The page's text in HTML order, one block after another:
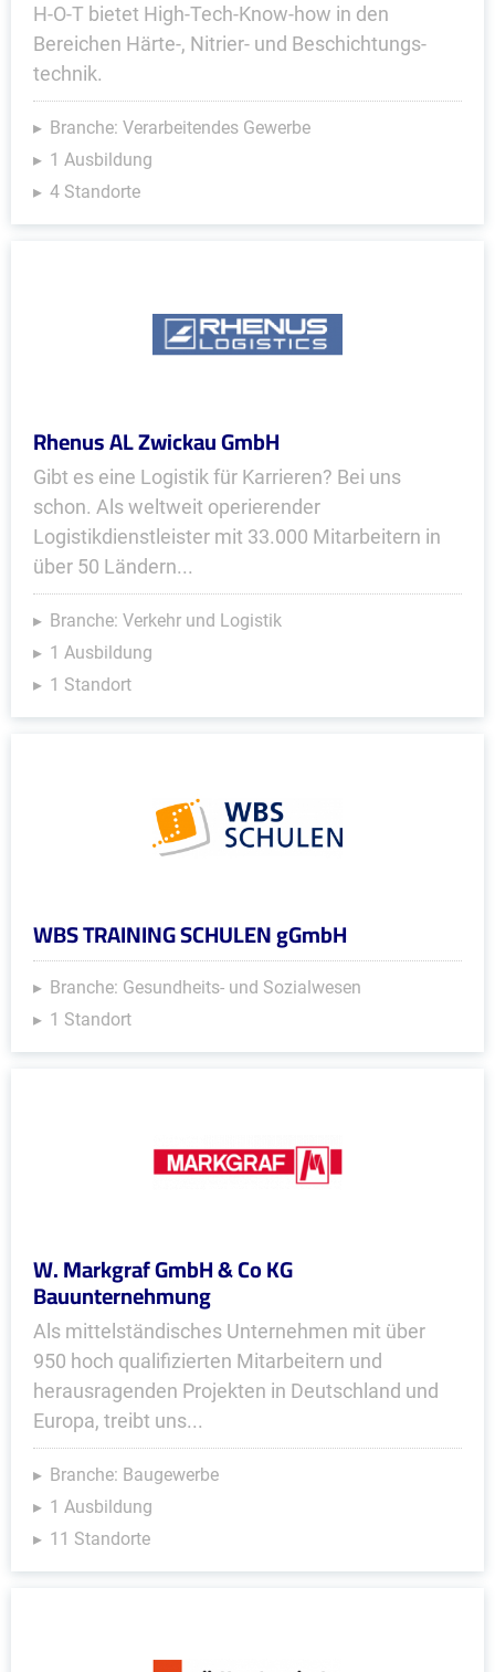
H-O-T bietet High-Tech-Know-how in den
Bereichen Härte-, Nitrier- und Beschich­tungs­
technik.
Branche: Verarbeitendes Gewerbe
1 Ausbildung
4 Standorte
Rhenus AL Zwickau GmbH
Gibt es eine Logistik für Karrieren? Bei uns
schon. Als weltweit operierender
Logistikdienstleister mit 33.000 Mitarbeitern in
über 50 Ländern...
Branche: Verkehr und Logistik
1 Ausbildung
1 Standort
WBS TRAINING SCHULEN gGmbH
Branche: Gesundheits- und Sozialwesen
1 Standort
W. Markgraf GmbH & Co KG
Bauunternehmung
Als mittelständisches Unternehmen mit über
950 hoch qualifizierten Mitarbeitern und
herausragenden Projekten in Deutschland und
Europa, treibt uns...
Branche: Baugewerbe
1 Ausbildung
11 Standorte